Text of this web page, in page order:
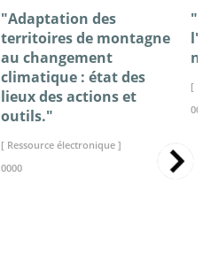
"Adaptation des
territoires de montagne
au changement
climatique : état des
lieux des actions et
outils."
[ Ressource électronique ]
0000
[